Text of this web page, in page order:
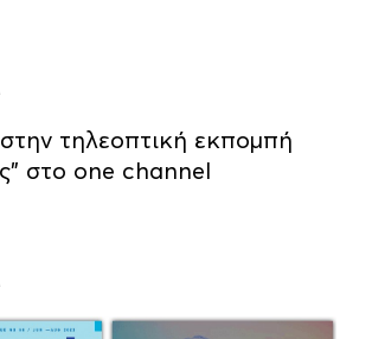
τηλεοπτική εκπομπή
στο one channel